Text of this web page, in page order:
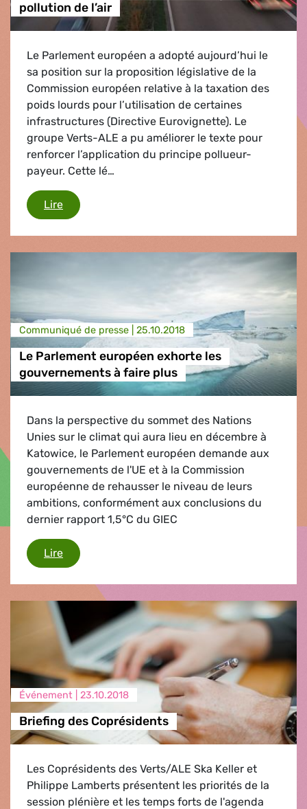
pollution de l’air
Le Parlement européen a adopté aujourd’hui le
sa position sur la proposition législative de la
Commission européen relative à la taxation des
poids lourds pour l’utilisation de certaines
infrastructures (Directive Eurovignette). Le
groupe Verts-ALE a pu améliorer le texte pour
renforcer l’application du principe pollueur-
payeur. Cette lé…
LireUn levier d'action essentiel pour lutter contre
Communiqué de presse | 25.10.2018
Le Parlement européen exhorte les
gouvernements à faire plus
Dans la perspective du sommet des Nations
Unies sur le climat qui aura lieu en décembre à
Katowice, le Parlement européen demande aux
gouvernements de l'UE et à la Commission
européenne de rehausser le niveau de leurs
ambitions, conformément aux conclusions du
dernier rapport 1,5°C du GIEC
LireLe Parlement européen exhorte les
Événement | 23.10.2018
Briefing des Coprésidents
Les Coprésidents des Verts/ALE Ska Keller et
Philippe Lamberts présentent les priorités de la
session plénière et les temps forts de l'agenda